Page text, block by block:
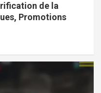
de la
Promotions